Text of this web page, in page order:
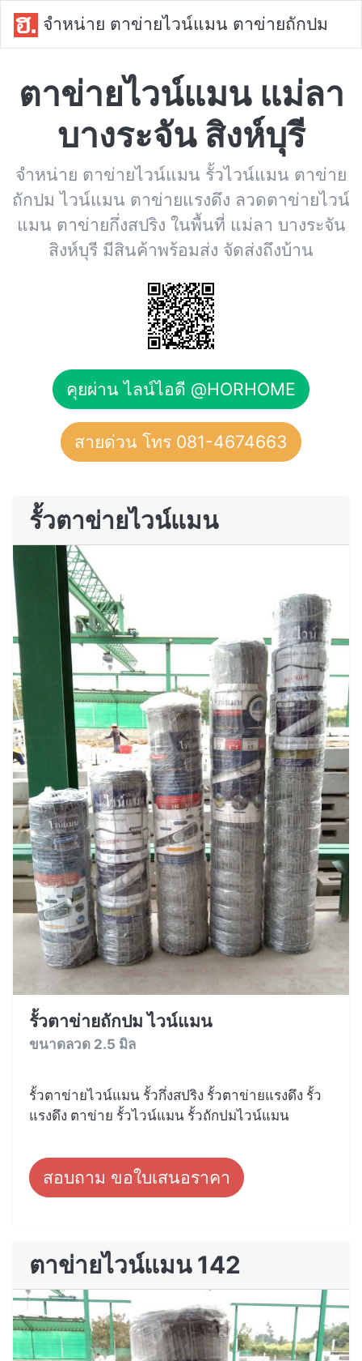
จำหน่าย ตาข่ายไวน์แมน ตาข่ายถักปม
ตาข่ายไวน์แมน แม่ลา
บางระจัน สิงห์บุรี
จำหน่าย ตาข่ายไวน์แมน รั้วไวน์แมน ตาข่าย
ถักปม ไวน์แมน ตาข่ายแรงดึง ลวดตาข่ายไวน์
แมน ตาข่ายกึ่งสปริง ในพื้นที่ แม่ลา บางระจัน
สิงห์บุรี มีสินค้าพร้อมส่ง จัดส่งถึงบ้าน
คุยผ่าน ไลน์ไอดี @HORHOME
สายด่วน โทร 081-4674663
รั้วตาข่ายไวน์แมน
รั้วตาข่ายถักปม ไวน์แมน
ขนาดลวด 2.5 มิล
รั้วตาข่ายไวน์แมน รั้วกึ่งสปริง รั้วตาข่ายแรงดึง รั้ว
แรงดึง ตาข่าย รั้วไวน์แมน รั้วถักปมไวน์แมน
สอบถาม ขอใบเสนอราคา
ตาข่ายไวน์แมน 142